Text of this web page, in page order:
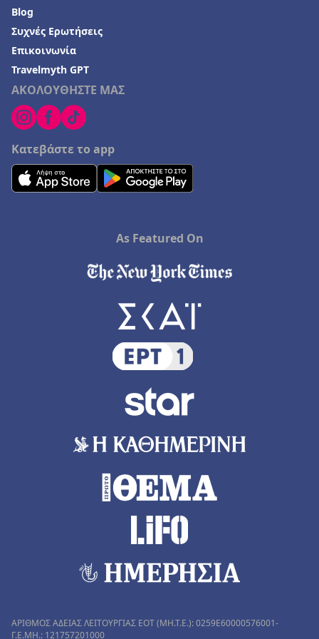
ΑΚΟΛΟΥΘΗΣΤΕ ΜΑΣ
Κατεβάστε το app
Blog
Συχνές Ερωτήσεις
Επικοινωνία
Travelmyth GPT
As Featured On
ΑΡΙΘΜΟΣ ΑΔΕΙΑΣ ΛΕΙΤΟΥΡΓΙΑΣ ΕΟΤ (MH.T.E.): 0259Ε60000576001-
Γ.Ε.ΜΗ.: 121757201000